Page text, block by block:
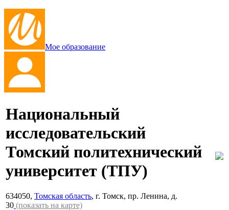
Мое образование
Национальный
исследовательский
Томский политехнический
университет (ТПУ)
634050, Томская область, г. Томск, пр. Ленина, д.
30 (показать на карте)